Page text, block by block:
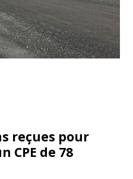
reçues pour
CPE de 78